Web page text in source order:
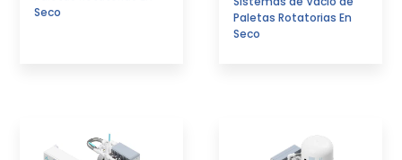
Seco
Paletas Rotatorias En
Seco